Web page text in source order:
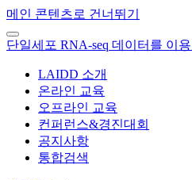
메인 콘텐츠로 건너뛰기
단일세포 RNA-seq 데이터를 이
LAIDD 소개
온라인 교육
오프라인 교육
컨퍼런스&경진대회
공지사항
통합검색